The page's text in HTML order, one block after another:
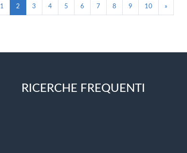
1 2 3 4 5 6 7 8 9 10 »
RICERCHE FREQUENTI